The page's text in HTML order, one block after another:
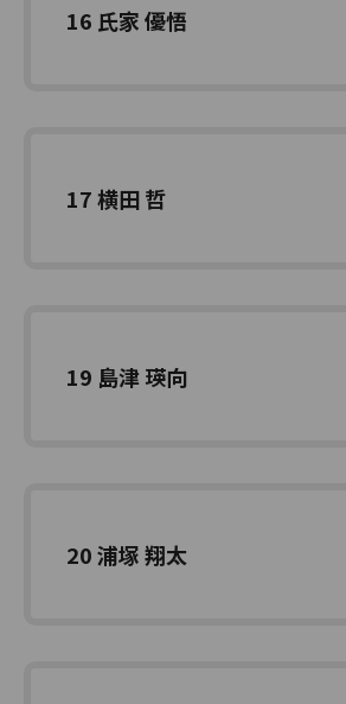
16 氏家 優悟
17 横田 哲
19 島津 瑛向
20 浦塚 翔太